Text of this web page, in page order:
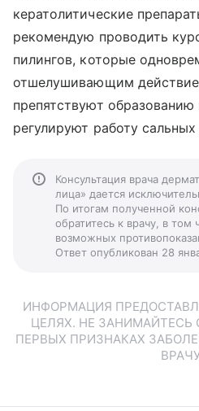
кератолитические
рекомендую проводить
пилингов, которые
отшелушивающим
препятствуют
регулируют работу
Консультация врача
лица» дается
По итогам полученной
обратитесь к врачу, в том
возможных
Ответ опубликован 28
ИНФОРМАЦИЯ
ЦЕЛЯХ. НЕ
ПЕРВЫХ ПРИЗНАКАХ